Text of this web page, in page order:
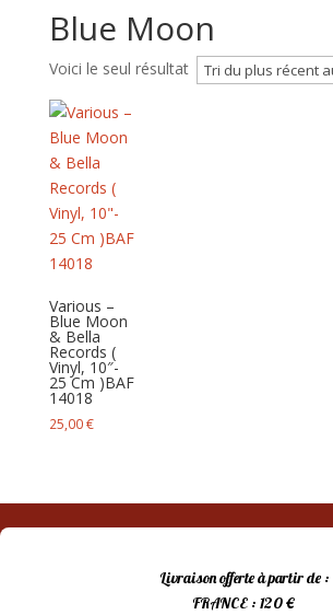
Blue Moon
Voici le seul résultat
Various –
Blue Moon
& Bella
Records (
Vinyl, 10″-
25 Cm )BAF
14018
25,00€
Livraison offerte à partir de :
FRANCE : 120 €